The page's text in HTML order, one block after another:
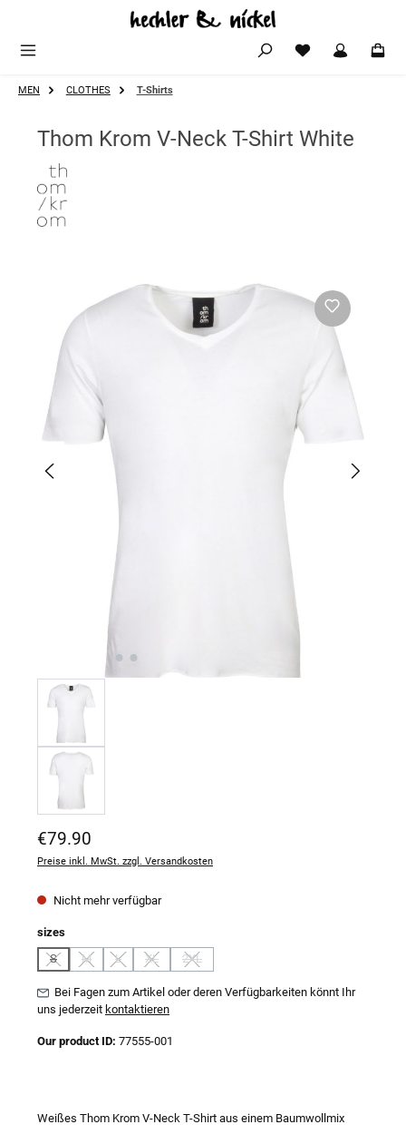
Zum Hauptinhalt springen
MEN CLOTHES T-Shirts
Thom Krom V-Neck T-Shirt White
Regulärer Preis:
€79.90
Preise inkl. MwSt. zzgl. Versandkosten
Nicht mehr verfügbar
sizesauswählen
S
(Diese Option ist zurzeit nicht verfügbar.)
M
(Diese Option ist zurzeit nicht verfügbar.)
L
(Diese Option ist zurzeit nicht verfügbar.)
XL
(Diese Option ist zurzeit nicht verfügbar.)
2XL
(Diese Option ist zurzeit nicht verfügbar.)
Bei Fagen zum Artikel oder deren Verfügbarkeiten könnt Ihr
uns jederzeit kontaktieren
Our product ID: 77555-001
Weißes Thom Krom V-Neck T-Shirt aus einem Baumwollmix